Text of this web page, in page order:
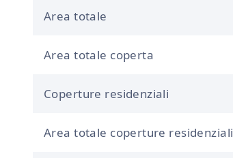
Area totale
Area totale coperta
Coperture residenziali
Area totale coperture residenziali